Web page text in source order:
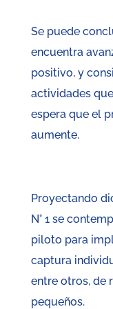
Se puede
encuentra
positivo, y
actividades
espera que el
aumente.
Proyectando
N° 1 se
piloto para
captura
entre otros, de
pequeños.